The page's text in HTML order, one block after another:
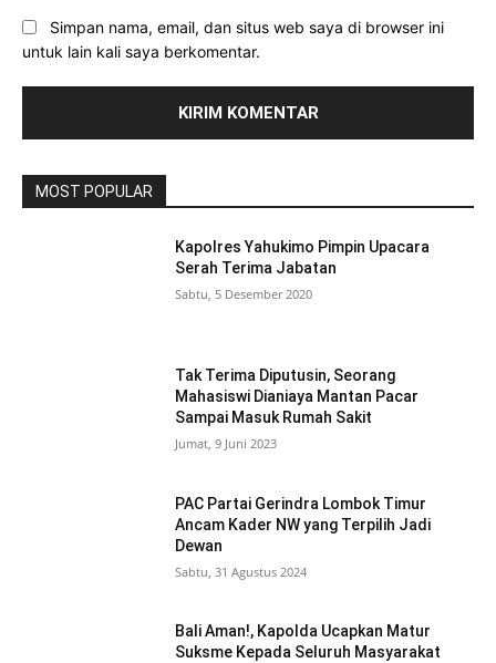
Simpan nama, email, dan situs web saya di browser ini
untuk lain kali saya berkomentar.
MOST POPULAR
Kapolres Yahukimo Pimpin Upacara
Serah Terima Jabatan
Sabtu, 5 Desember 2020
Tak Terima Diputusin, Seorang
Mahasiswi Dianiaya Mantan Pacar
Sampai Masuk Rumah Sakit
Jumat, 9 Juni 2023
PAC Partai Gerindra Lombok Timur
Ancam Kader NW yang Terpilih Jadi
Dewan
Sabtu, 31 Agustus 2024
Bali Aman!, Kapolda Ucapkan Matur
Suksme Kepada Seluruh Masyarakat